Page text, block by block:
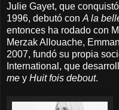
Julie Gayet, que
1996, debutó con A la
entonces ha rodado con
Merzak Allouache,
2007, fundó su propia
International, que
me y Huit fois debout.